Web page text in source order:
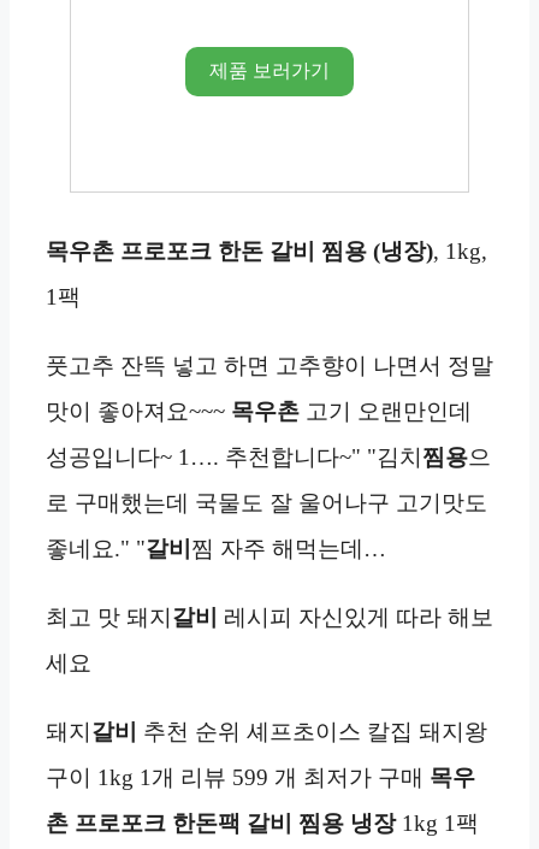
제품 보러가기
목우촌 프로포크 한돈 갈비 찜용 (냉장), 1kg,
1팩
풋고추 잔뜩 넣고 하면 고추향이 나면서 정말
맛이 좋아져요~~~ 목우촌 고기 오랜만인데
성공입니다~ 1…. 추천합니다~" "김치찜용으
로 구매했는데 국물도 잘 울어나구 고기맛도
좋네요." "갈비 찜 자주 해먹는데…
최고 맛 돼지 갈비
레시피 자신있게 따라 해보
세요
돼지 갈비
추천 순위 셰프초이스 칼집 돼지왕
구이 1kg 1개 리뷰 599 개 최저가 구매 목우
촌 프로포크 한돈팩 갈비 찜용 냉장1kg 1팩